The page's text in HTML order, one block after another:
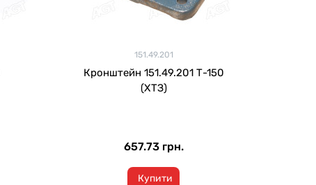
151.49.201
Кронштейн 151.49.201 Т-150
(ХТЗ)
657.73 грн.
Купити